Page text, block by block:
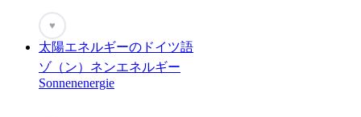
♥
太陽エネルギーのドイツ語
ゾ（ン）ネンエネルギー
Sonnenenergie